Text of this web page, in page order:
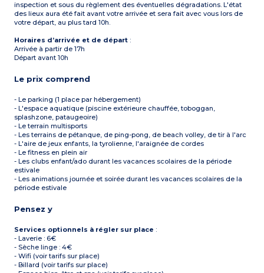
inspection et sous du règlement des éventuelles dégradations. L'état
des lieux aura été fait avant votre arrivée et sera fait avec vous lors de
votre départ, au plus tard 10h.
Horaires d’arrivée et de départ :
Arrivée à partir de 17h
Départ avant 10h
Le prix comprend
- Le parking (1 place par hébergement)
- L'espace aquatique (piscine extérieure chauffée, toboggan,
splashzone, pataugeoire)
- Le terrain multisports
- Les terrains de pétanque, de ping-pong, de beach volley, de tir à l'arc
- L'aire de jeux enfants, la tyrolienne, l'araignée de cordes
- Le fitness en plein air
- Les clubs enfant/ado durant les vacances scolaires de la période
estivale
- Les animations journée et soirée durant les vacances scolaires de la
période estivale
Pensez y
Services optionnels à régler sur place :
- Laverie : 6€
- Sèche linge : 4€
- Wifi (voir tarifs sur place)
- Billard (voir tarifs sur place)